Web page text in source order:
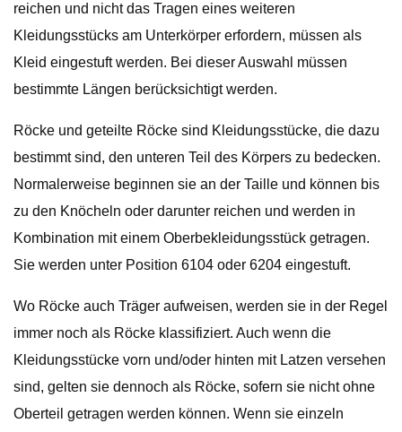
reichen und nicht das Tragen eines weiteren
Kleidungsstücks am Unterkörper erfordern, müssen als
Kleid eingestuft werden. Bei dieser Auswahl müssen
bestimmte Längen berücksichtigt werden.
Röcke und geteilte Röcke sind Kleidungsstücke, die dazu
bestimmt sind, den unteren Teil des Körpers zu bedecken.
Normalerweise beginnen sie an der Taille und können bis
zu den Knöcheln oder darunter reichen und werden in
Kombination mit einem Oberbekleidungsstück getragen.
Sie werden unter Position 6104 oder 6204 eingestuft.
Wo Röcke auch Träger aufweisen, werden sie in der Regel
immer noch als Röcke klassifiziert. Auch wenn die
Kleidungsstücke vorn und/oder hinten mit Latzen versehen
sind, gelten sie dennoch als Röcke, sofern sie nicht ohne
Oberteil getragen werden können. Wenn sie einzeln